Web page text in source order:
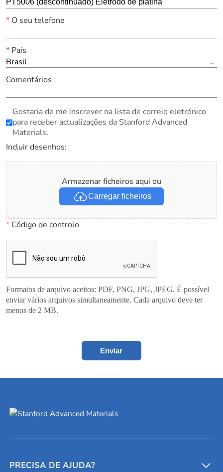
*O seu telefone
*País
Brasil
Comentários
Gostaria de me inscrever na lista de correio eletrónico
para receber actualizações da Stanford Advanced
Materials.
Incluir desenhos:
Armazenar ficheiros aqui ou
Carregar ficheiros
*Código de controlo
Formatos de arquivo aceitos: PDF, PNG, JPG, JPEG. É possível
enviar vários arquivos simultaneamente. Cada arquivo deve ter
menos de 2 MB.
Enviar
PRECISA DE AJUDA?